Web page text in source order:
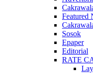
Featured
Sosok
Epaper
Editorial
RATE